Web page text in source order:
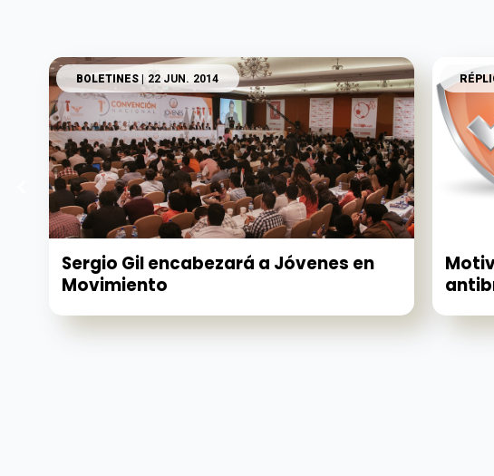
BOLETINES | 22 JUN. 2014
Sergio Gil encabezará a Jóvenes en
Movimiento